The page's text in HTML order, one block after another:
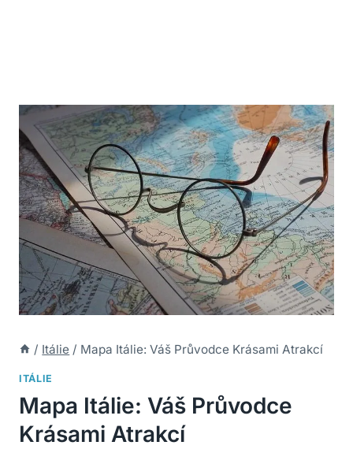
/ Itálie / Mapa Itálie: Váš Průvodce Krásami Atrakcí
ITÁLIE
Mapa Itálie: Váš Průvodce
Krásami Atrakcí